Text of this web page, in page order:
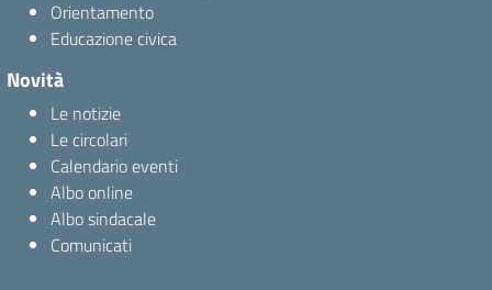
Orientamento
Educazione civica
Novità
Le notizie
Le circolari
Calendario eventi
Albo online
Albo sindacale
Comunicati